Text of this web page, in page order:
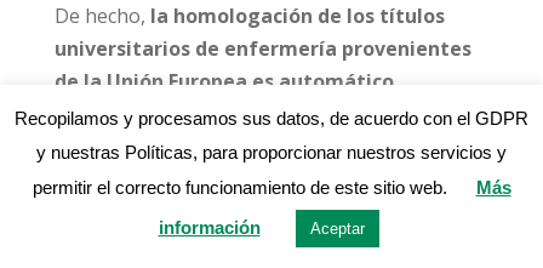
De hecho, la homologación de los títulos
universitarios de enfermería provenientes
de la Unión Europea es automático
(posterior al aprendizaje y dominio del Alemán
y entrega de la documentación pertinente), de
acuerdo con ladirectiva 2005/36/CEredactada
el 7 de Septiembre de 2005.
Recopilamos y procesamos sus datos, de acuerdo con el GDPR
y nuestras Políticas, para proporcionar nuestros servicios y
permitir el correcto funcionamiento de este sitio web.
Más
información
Aceptar